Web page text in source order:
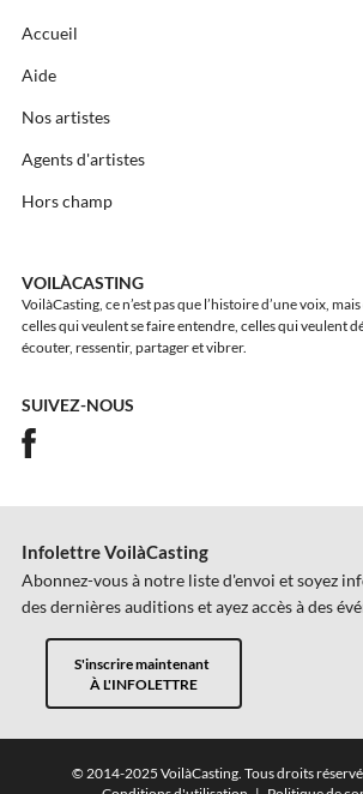
Accueil
Aide
Nos artistes
Agents d'artistes
Hors champ
VOILÀCASTING
VoilàCasting, ce n’est pas que l’histoire d’une voix,
celles qui veulent se faire entendre, celles qui veulent
écouter, ressentir, partager et vibrer.
SUIVEZ-NOUS
Infolettre VoilàCasting
Abonnez-vous à notre liste d'envoi et soyez
des dernières auditions et ayez accès à des
S'inscrire maintenant
À L'INFOLETTRE
© 2014-2025 VoilàCasting. Tous droits